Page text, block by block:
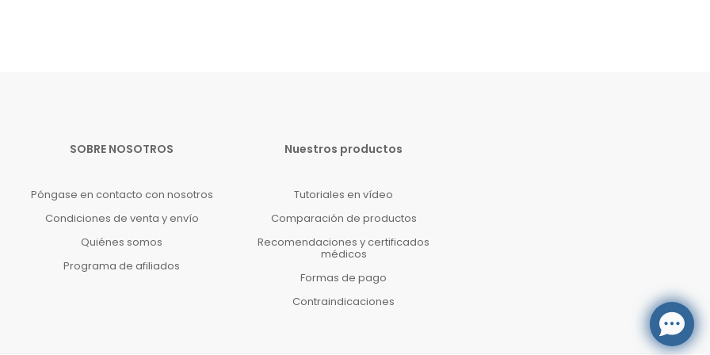
SOBRE NOSOTROS
Póngase en contacto con nosotros
Condiciones de venta y envío
Quiénes somos
Programa de afiliados
Nuestros productos
Tutoriales en vídeo
Comparación de productos
Recomendaciones y certificados
médicos
Formas de pago
Contraindicaciones